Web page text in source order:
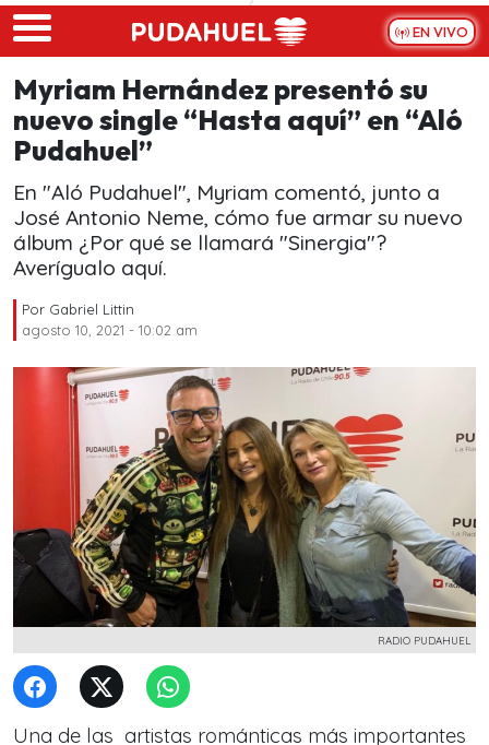
Skip to main content
EN VIVO
Myriam Hernández presentó su
nuevo single “Hasta aquí” en “Aló
Pudahuel”
En "Aló Pudahuel", Myriam comentó, junto a
José Antonio Neme, cómo fue armar su nuevo
álbum ¿Por qué se llamará "Sinergia"?
Averígualo aquí.
Por Gabriel Littin
agosto 10, 2021 - 10:02 am
RADIO PUDAHUEL
Una de las artistas románticas más importantes